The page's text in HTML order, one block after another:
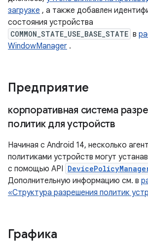
загрузке , а также добавлен
состояния устройства
COMMON_STATE_USE_BASE_STATE в
WindowManager .
Предприятие
корпоративная система
политик для устройств
Начиная с Android 14, несколько
политиками устройств могут
с помощью API
Дополнительную информацию см. в
«Структура разрешения политик
Графика